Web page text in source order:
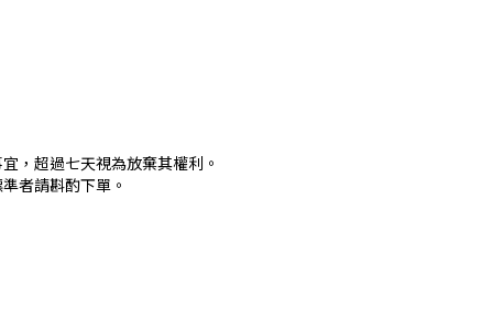
，超過七天視為放棄其權利。
者請斟酌下單。